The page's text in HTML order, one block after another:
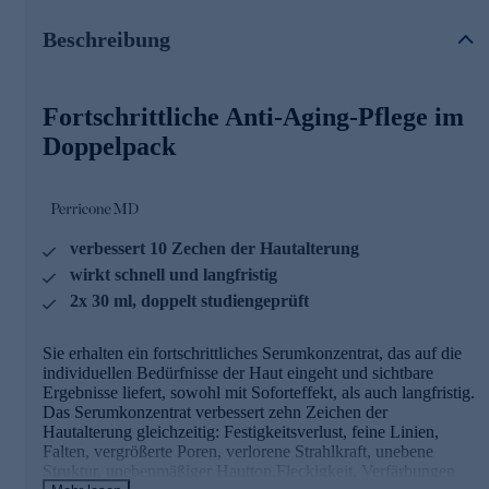
Patentiertes Liquid Crystal Liefersystem für schnelleren
Wirkstofftransport und tieferes Eindringen in die Haut.
macht das auch noch individuell nach Hautbedürfnis.
Lindert die 10 Zeichen der Hautalterung.
Pflege-Duo jetzt bequem online bestellen.
Beschreibung
Fortschrittliche Anti-Aging-Pflege im
Doppelpack
verbessert 10 Zechen der Hautalterung
wirkt schnell und langfristig
2x 30 ml, doppelt studiengeprüft
Sie erhalten ein fortschrittliches Serumkonzentrat, das auf die
individuellen Bedürfnisse der Haut eingeht und sichtbare
Ergebnisse liefert, sowohl mit Soforteffekt, als auch langfristig.
Das Serumkonzentrat verbessert zehn Zeichen der
Hautalterung gleichzeitig: Festigkeitsverlust, feine Linien,
Falten, vergrößerte Poren, verlorene Strahlkraft, unebene
Struktur, unebenmäßiger Hautton,Fleckigkeit, Verfärbungen